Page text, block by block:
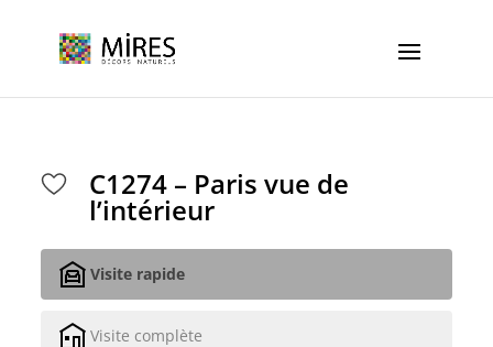
C1274 – Paris vue de
l’intérieur
Visite rapide
Visite complète